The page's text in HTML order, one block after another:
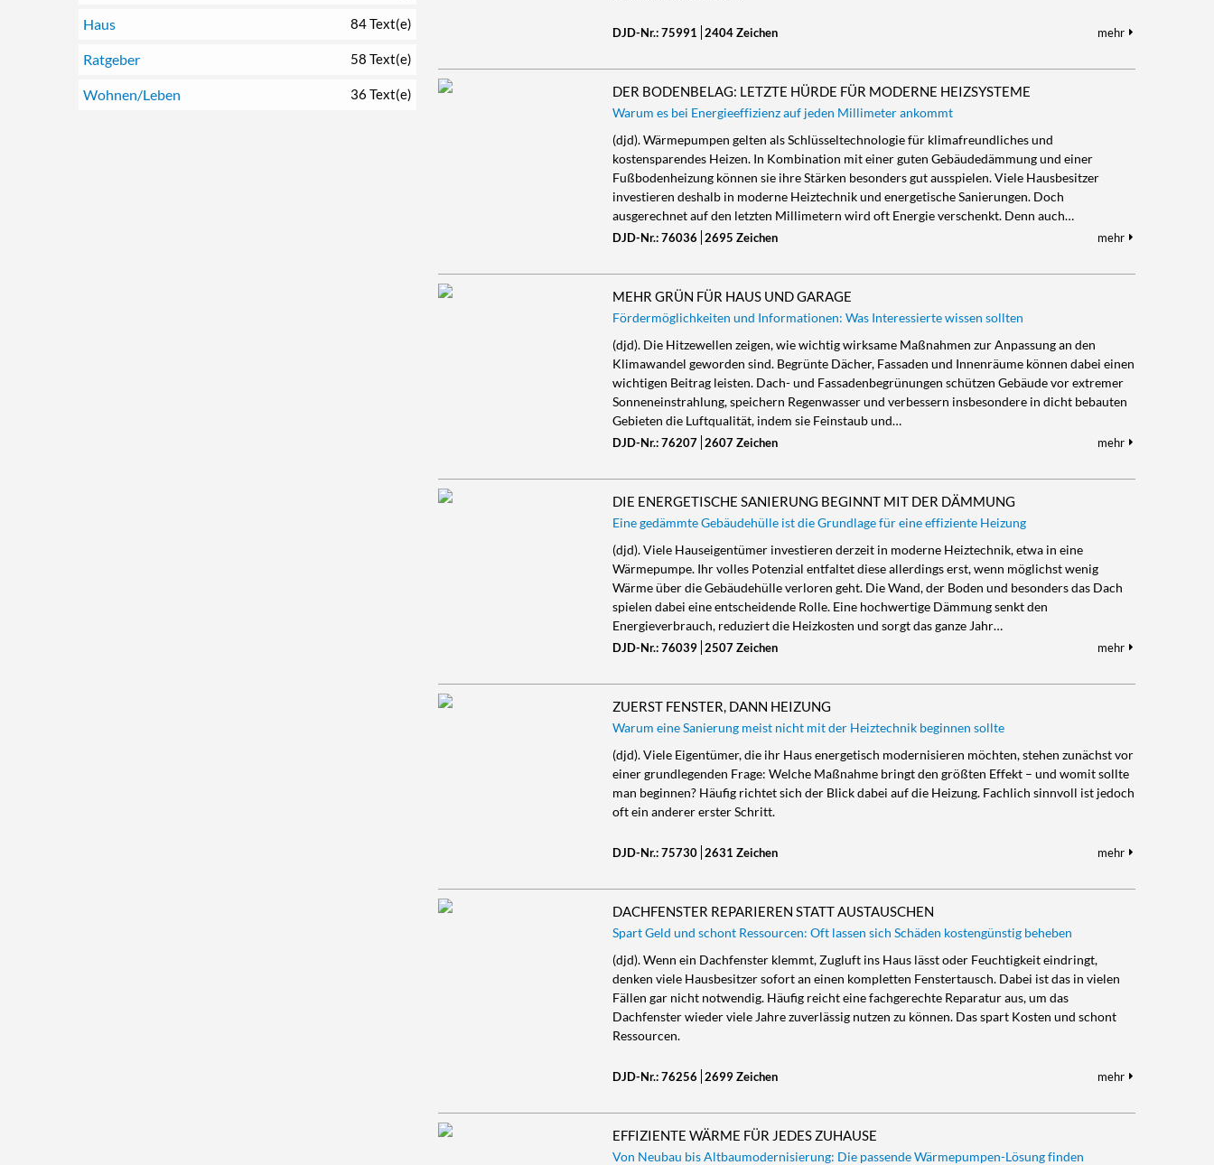
DJD-Nr.: 75991 2404 Zeichen mehr
DER BODENBELAG: LETZTE HÜRDE FÜR MODERNE HEIZSYSTEME
Warum es bei Energieeffizienz auf jeden Millimeter ankommt
(djd). Wärmepumpen gelten als Schlüsseltechnologie für klimafreundliches und
kostensparendes Heizen. In Kombination mit einer guten Gebäudedämmung und einer
Fußbodenheizung können sie ihre Stärken besonders gut ausspielen. Viele Hausbesitzer
investieren deshalb in moderne Heiztechnik und energetische Sanierungen. Doch
ausgerechnet auf den letzten Millimetern wird oft Energie verschenkt. Denn auch…
DJD-Nr.: 76036 2695 Zeichen mehr
MEHR GRÜN FÜR HAUS UND GARAGE
Fördermöglichkeiten und Informationen: Was Interessierte wissen sollten
(djd). Die Hitzewellen zeigen, wie wichtig wirksame Maßnahmen zur Anpassung an den
Klimawandel geworden sind. Begrünte Dächer, Fassaden und Innenräume können dabei einen
wichtigen Beitrag leisten. Dach- und Fassadenbegrünungen schützen Gebäude vor extremer
Sonneneinstrahlung, speichern Regenwasser und verbessern insbesondere in dicht bebauten
Gebieten die Luftqualität, indem sie Feinstaub und…
DJD-Nr.: 76207 2607 Zeichen mehr
DIE ENERGETISCHE SANIERUNG BEGINNT MIT DER DÄMMUNG
Eine gedämmte Gebäudehülle ist die Grundlage für eine effiziente Heizung
(djd). Viele Hauseigentümer investieren derzeit in moderne Heiztechnik, etwa in eine
Wärmepumpe. Ihr volles Potenzial entfaltet diese allerdings erst, wenn möglichst wenig
Wärme über die Gebäudehülle verloren geht. Die Wand, der Boden und besonders das Dach
spielen dabei eine entscheidende Rolle. Eine hochwertige Dämmung senkt den
Energieverbrauch, reduziert die Heizkosten und sorgt das ganze Jahr…
DJD-Nr.: 76039 2507 Zeichen mehr
ZUERST FENSTER, DANN HEIZUNG
Warum eine Sanierung meist nicht mit der Heiztechnik beginnen sollte
(djd). Viele Eigentümer, die ihr Haus energetisch modernisieren möchten, stehen zunächst vor
einer grundlegenden Frage: Welche Maßnahme bringt den größten Effekt – und womit sollte
man beginnen? Häufig richtet sich der Blick dabei auf die Heizung. Fachlich sinnvoll ist jedoch
oft ein anderer erster Schritt.
DJD-Nr.: 75730 2631 Zeichen mehr
DACHFENSTER REPARIEREN STATT AUSTAUSCHEN
Spart Geld und schont Ressourcen: Oft lassen sich Schäden kostengünstig beheben
(djd). Wenn ein Dachfenster klemmt, Zugluft ins Haus lässt oder Feuchtigkeit eindringt,
denken viele Hausbesitzer sofort an einen kompletten Fenstertausch. Dabei ist das in vielen
Fällen gar nicht notwendig. Häufig reicht eine fachgerechte Reparatur aus, um das
Dachfenster wieder viele Jahre zuverlässig nutzen zu können. Das spart Kosten und schont
Ressourcen.
DJD-Nr.: 76256 2699 Zeichen mehr
EFFIZIENTE WÄRME FÜR JEDES ZUHAUSE
Von Neubau bis Altbaumodernisierung: Die passende Wärmepumpen-Lösung finden
Haus 84 Text(e)
Ratgeber 58 Text(e)
Wohnen/Leben 36 Text(e)